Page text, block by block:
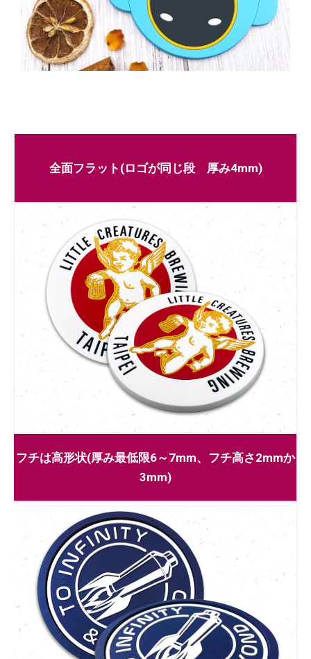
全面フラット(ロゴが同じ段 厚み4mm)
フチは高形状(厚み最低限6～7mm、フチ高さ2mmか
3mm)